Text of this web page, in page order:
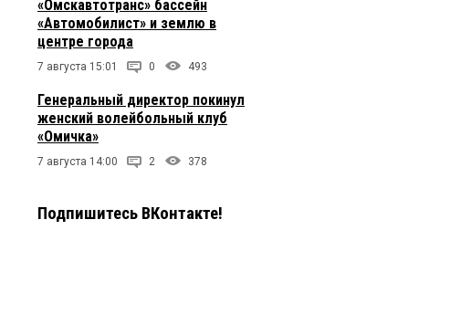
«Омскавтотранс» бассейн
«Автомобилист» и землю в
центре города
7 августа 15:01 0 493
Генеральный директор покинул
женский волейбольный клуб
«Омичка»
7 августа 14:00 2 378
Подпишитесь ВКонтакте!